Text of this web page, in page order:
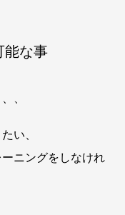
能な事
、
い、
ニングをしなけれ